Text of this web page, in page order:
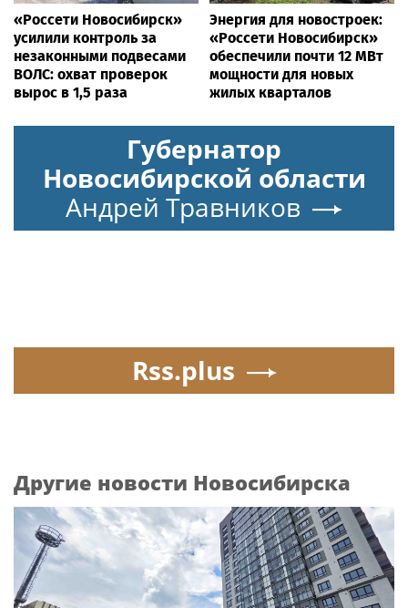
«Россети Новосибирск»
усилили контроль за
незаконными подвесами
ВОЛС: охват проверок
вырос в 1,5 раза
Энергия для новостроек:
«Россети Новосибирск»
обеспечили почти 12 МВт
мощности для новых
жилых кварталов
Губернатор
Новосибирской области
Андрей Травников
Rss.plus
Другие новости Новосибирска